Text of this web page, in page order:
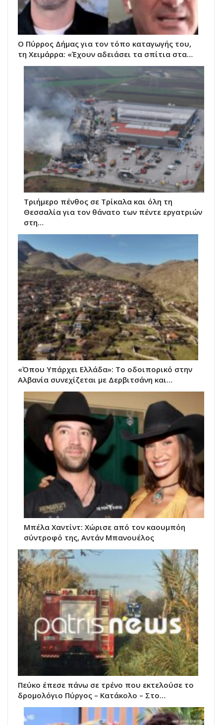
Ο Πύρρος Δήμας για τον τόπο καταγωγής του,
τη Χειμάρρα: «Έχουν αδειάσει τα σπίτια στα…
Τριήμερο πένθος σε Τρίκαλα και όλη τη
Θεσσαλία για τον θάνατο των πέντε εργατριών
στη…
«Όπου Υπάρχει Ελλάδα»: Το οδοιπορικό στην
Αλβανία συνεχίζεται με Δερβιτσάνη και…
Μπέλα Χαντίντ: Χώρισε από τον καουμπόη
σύντροφό της, Αντάν Μπανουέλος
Πεύκο έπεσε πάνω σε τρένο που εκτελούσε το
δρομολόγιο Πύργος – Κατάκολο – Στο…